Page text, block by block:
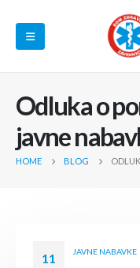
Odluka o
javne
HOME BLOG
11 JAVNE NABAVKE